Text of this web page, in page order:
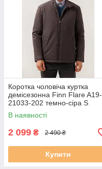
Коротка чоловіча куртка
демісезонна Finn Flare A19-
21033-202 темно-сіра S
В наявності
2 099 ₴ 2 490 ₴
Купити